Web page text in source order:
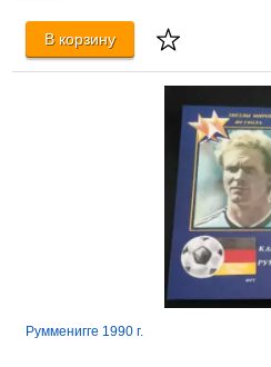
В корзину
Румменигге 1990 г.